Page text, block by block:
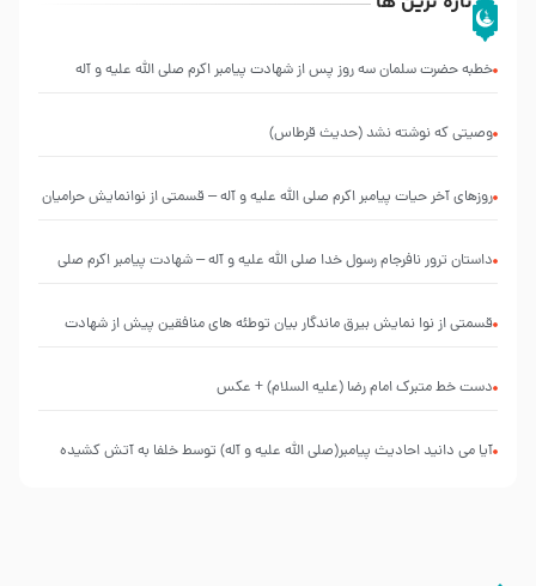
خطبه حضرت سلمان سه روز پس از شهادت پیامبر اکرم صلی الله علیه و آله
وصیتی که نوشته نشد (حدیث قرطاس)
روزهای آخر حیات پیامبر اکرم صلی الله علیه و آله – قسمتی از نوانمایش حرامیان
‌‌‌‌‌‌‌داستان ترور نافرجام رسول خدا صلی الله علیه و آله – شهادت پیامبر اکرم صلی
قسمتی از نوا نمایش بیرق ماندگار بیان توطئه های منافقین پیش از شهادت
دست خط متبرک امام رضا (علیه السلام) + عکس
آیا می دانید احادیث پیامبر(صلی الله علیه و آله) توسط خلفا به آتش کشیده